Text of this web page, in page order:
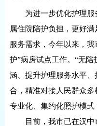
为进一步优化护理
属住院陪护负担，更好
服务需求，今年以来，
护”病房试点工作。“无
涵、提升护理服务水平
合，精准对接人民群众
专业化、集约化照护模
目前，我市已在汉